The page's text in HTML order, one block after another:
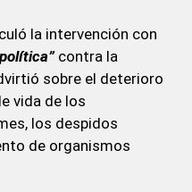
la intervención con
contra la
sobre el deterioro
vida de los
los despidos
de organismos